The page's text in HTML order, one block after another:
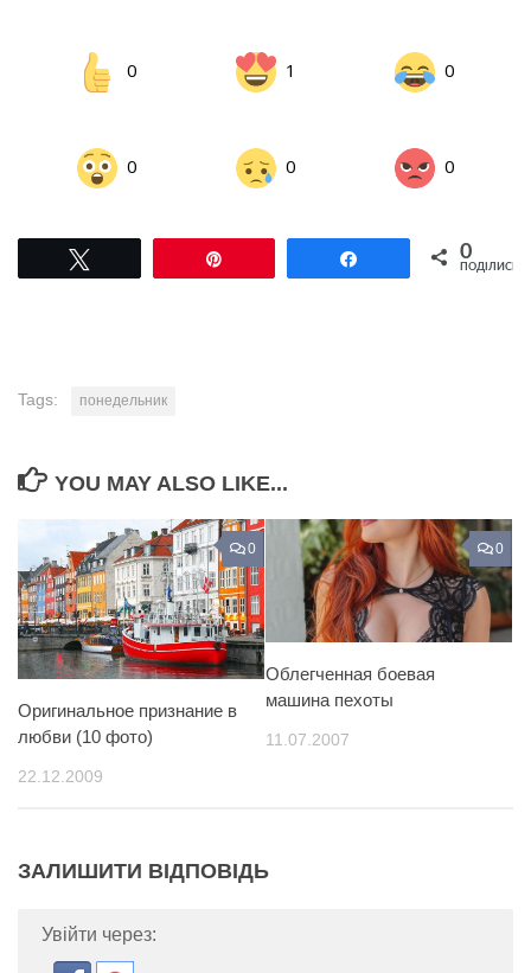
0 1 0
0 0 0
Поділитися0
ПОДІЛИСЬ
Tags: понедельник
YOU MAY ALSO LIKE...
0
Оригинальное признание в
любви (10 фото)
22.12.2009
0
Облегченная боевая
машина пехоты
11.07.2007
ЗАЛИШИТИ ВІДПОВІДЬ
Увійти через: